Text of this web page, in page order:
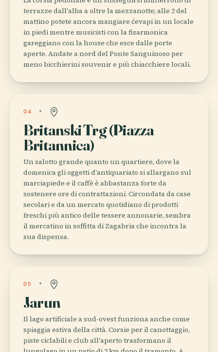
terrazze dall'alba a oltre la mezzanotte; alle 2 del
mattino potete ancora mangiare ćevapi in un locale
in piedi mentre musicisti con la fisarmonica
gareggiano con la house che esce dalle porte
aperte. Andate a nord del Ponte Sanguinoso per
meno bicchierini souvenir e più chiacchiere locali.
04
Britanski Trg (Piazza
Britannica)
Un salotto grande quanto un quartiere, dove la
domenica gli oggetti d'antiquariato si allargano sul
marciapiede e il caffè è abbastanza forte da
sostenere ore di contrattazioni. Circondata da case
secolari e da un mercato quotidiano di prodotti
freschi più antico delle tessere annonarie, sembra
il mercatino in soffitta di Zagabria che incontra la
sua dispensa.
05
Jarun
Il lago artificiale a sud-ovest funziona anche come
spiaggia estiva della città. Corsie per il canottaggio,
piste ciclabili e club all'aperto trasformano il